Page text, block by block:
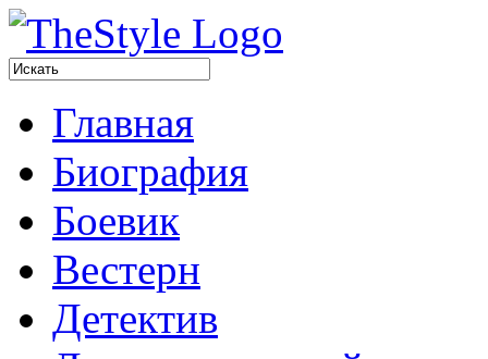
Главная
Биография
Боевик
Вестерн
Детектив